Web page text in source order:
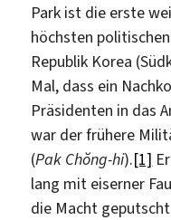
Park ist die erste
höchsten
Republik Korea
Mal, dass ein
Präsidenten in das
war der frühere
(Pak Chŏng-hi).[1]
lang mit eiserner
die Macht